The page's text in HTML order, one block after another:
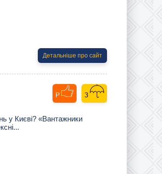
Детальніше про сайт
у Києві? «Вантажники